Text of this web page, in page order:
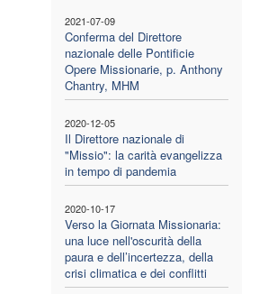
2021-07-09
Conferma del Direttore
nazionale delle Pontificie
Opere Missionarie, p. Anthony
Chantry, MHM
2020-12-05
Il Direttore nazionale di
"Missio": la carità evangelizza
in tempo di pandemia
2020-10-17
Verso la Giornata Missionaria:
una luce nell'oscurità della
paura e dell’incertezza, della
crisi climatica e dei conflitti